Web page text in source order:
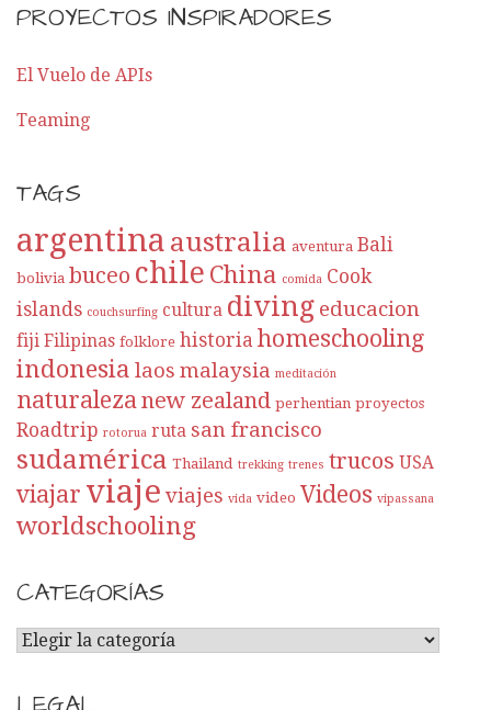
PROYECTOS INSPIRADORES
El Vuelo de APIs
Teaming
TAGS
argentina australia aventura Bali
bolivia buceo chile China comida Cook
islands couchsurfing cultura diving educacion
fiji Filipinas folklore historia homeschooling
indonesia laos malaysia meditación
naturalezanew zealand perhentian proyectos
Roadtrip rotorua ruta san francisco
sudamérica Thailand trekking trenes trucos USA
viajar viaje viajes vida video Videos vipassana
worldschooling
CATEGORÍAS
C
T